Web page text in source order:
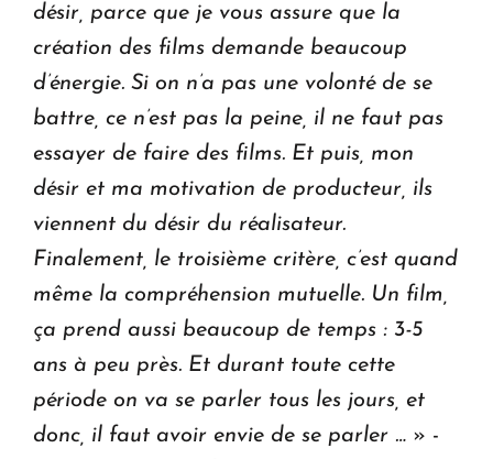
désir, parce que je vous assure que la
création des films demande beaucoup
d’énergie. Si on n’a pas une volonté de se
battre, ce n’est pas la peine, il ne faut pas
essayer de faire des films. Et puis, mon
désir et ma motivation de producteur, ils
viennent du désir du réalisateur.
Finalement, le troisième critère, c’est quand
même la compréhension mutuelle. Un film,
ça prend aussi beaucoup de temps : 3-5
ans à peu près. Et durant toute cette
période on va se parler tous les jours, et
donc, il faut avoir envie de se parler … » -